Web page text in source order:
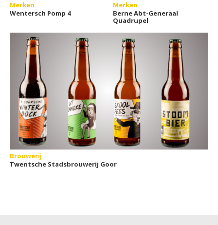
Merken
Wentersch Pomp 4
Merken
Berne Abt-Generaal
Quadrupel
Brouwerij
Twentsche Stadsbrouwerij Goor